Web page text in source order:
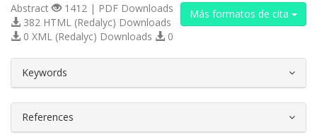
Más formatos de cita
Abstract
1412 | PDF Downloads
382 HTML (Redalyc) Downloads
0 XML (Redalyc) Downloads
0
Keywords
References